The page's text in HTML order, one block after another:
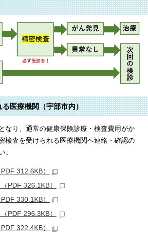
医療機関（宇部市内）
なり、通常の健康保険診療・検査費用がか
検査を受けられる医療機関へ連絡・確認の
。
312.6KB）
PDF 326.1KB）
330.1KB）
PDF 296.3KB）
322.4KB）